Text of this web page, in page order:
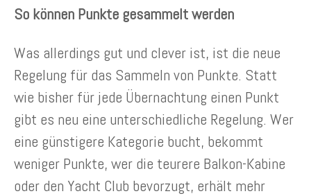
So können Punkte gesammelt werden
Was allerdings gut und clever ist, ist die neue
Regelung für das Sammeln von Punkte. Statt
wie bisher für jede Übernachtung einen Punkt
gibt es neu eine unterschiedliche Regelung. Wer
eine günstigere Kategorie bucht, bekommt
weniger Punkte, wer die teurere Balkon-Kabine
oder den Yacht Club bevorzugt, erhält mehr